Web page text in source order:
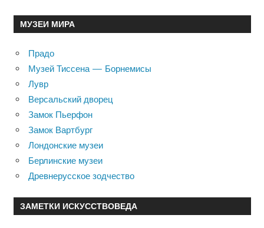
МУЗЕИ МИРА
Прадо
Музей Тиссена — Борнемисы
Лувр
Версальский дворец
Замок Пьерфон
Замок Вартбург
Лондонские музеи
Берлинские музеи
Древнерусское зодчество
ЗАМЕТКИ ИСКУССТВОВЕДА